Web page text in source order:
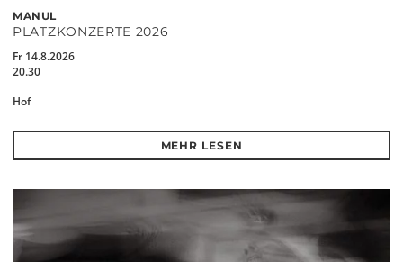
MANUL
PLATZKONZERTE 2026
Fr 14.8.2026
20.30
Hof
MEHR LESEN